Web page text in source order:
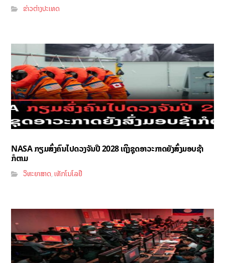
ຂ່າວຕ່າງປະເທດ
NASA ກຽມສົ່ງຄົນໄປດວງຈັນປີ 2028 ເຖິງຊຸດອາວະກາດຍັງສົ່ງມອບຊ້າ
ກໍຕາມ
ວິທະຍາສາດ,ເທັກໂນໂລຢີ